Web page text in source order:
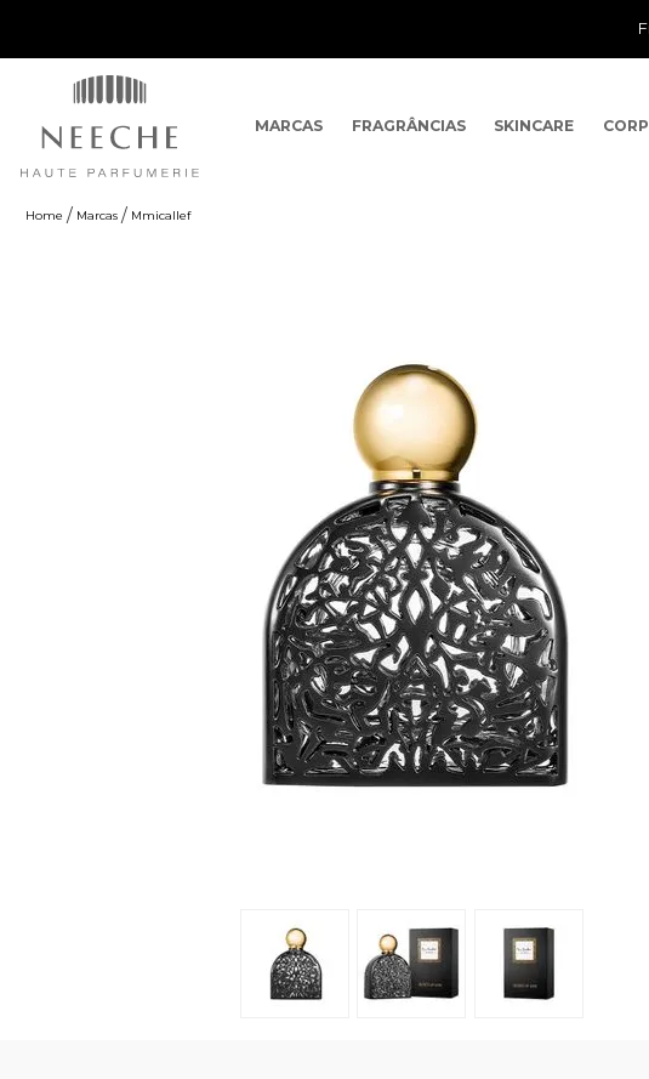
MARCAS FRAGRÂNCIAS SKINCARE
Marcas Mmicallef